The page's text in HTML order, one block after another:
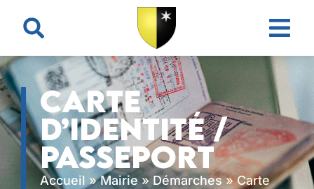
principal
Carte
d’identité /
Passeport
Accueil »Mairie» Démarches»Carte